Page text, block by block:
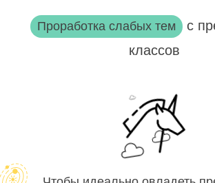
Проработка слабых тем с
классов